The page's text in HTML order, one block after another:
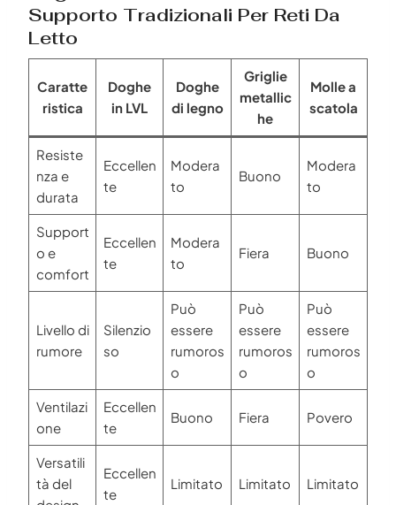
Supporto Tradizionali Per Reti Da
Letto
Caratte
ristica
Doghe
in LVL
Doghe
di legno
Griglie
metallic
he
Molle a
scatola
Resiste
nza e
durata
Eccellen
te
Modera
to
Buono
Modera
to
Support
o e
comfort
Eccellen
te
Modera
to
Fiera Buono
Livello di
rumore
Silenzio
so
Può
essere
rumoros
o
Può
essere
rumoros
o
Può
essere
rumoros
o
Ventilazi
one
Eccellen
te
Buono Fiera Povero
Versatili
tà del
Eccellen
te
Limitato Limitato Limitato